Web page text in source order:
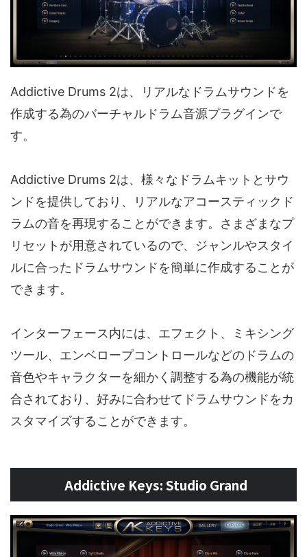
Addictive Drums 2は、リアルなドラムサウンドを
作成する為のバーチャルドラム音源プラグインで
す。
Addictive Drums 2は、様々なドラムキットとサウ
ンドを提供しており、リアルなアコースティックド
ラムの音を再現することができます。さまざまなプ
リセットが用意されているので、ジャンルやスタイ
ルに合ったドラムサウンドを簡単に作成することが
できます。
インターフェース内には、エフェクト、ミキシング
ツール、エンベロープコントロールなどのドラムの
音色やキャラクターを細かく調整する為の機能が統
合されており、好みに合わせてドラムサウンドをカ
スタマイズすることができます。
Addictive Keys: Studio Grand